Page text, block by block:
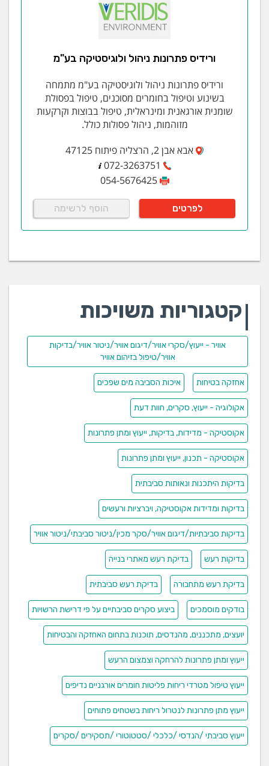
ורידיס פתרונות ניהול ולוגיסטיקה בע"מ
ורידיס פתרונות ניהול ולוגיסטיקה בע"מ מתמחה
בשינוע וטיפול בחומרים מסוכנים, טיפול בפסולת
שומנית אורגאנית ומינראלית, טיפול בבוצות וקרקעות
מזוהמות, ניהול פסולות כולל.
אבא אבן 2, הרצליה פיתוח 47125
072-3263751
054-5676425
לפרטים הוסף לרשימה
קטגוריות משויכות
אוויר - ייעוץ/סקרי אוויר/דיגום אוויר/ניטור אוויר/בדיקות
אוויר/טיפול בזיהום אוויר
אחזקה בטיחות איכות הסביבה מים שפכים
אקולוגיה - ייעוץ, סקרים, חוות דעת
אקוסטיקה - מדידות, בדיקות, ייעוץ ומתן פתרונות
אקוסטיקה - תכנון, ייעוץ ומתן פתרונות
בדיקות היתכנות ונאותות סביבתית
בדיקות ומדידות אקוסטיקה, ויברציות ורעשים
בדיקות סביבתיות/דיגום אוויר/סקר מכין/ניטור סביבתי/ניטור אוויר
בדיקות רעש בדיקת רעש מאתרי בנייה
בדיקת רעש מתחבורה בדיקת רעש סביבתית
בודקים מוסמכים ביצוע סקרים סביבתיים על פי דרישת הרשויות
יועצים, מתכננים, מהנדסים, תוכנות בתחום האחזקה והבטיחות
ייעוץ ומתן פתרונות להרחקה וצמצום הרעש
ייעוץ טיפול מטרדי ריחות פליטות חומרים אורגניים נדיפים
ייעוץ מתן פתרונות לנטרול ריחות בשטחים פתוחים
ייעוץ סביבתי /הנדסי /כלכלי /סטטוטורי /תסקירים /סקרים